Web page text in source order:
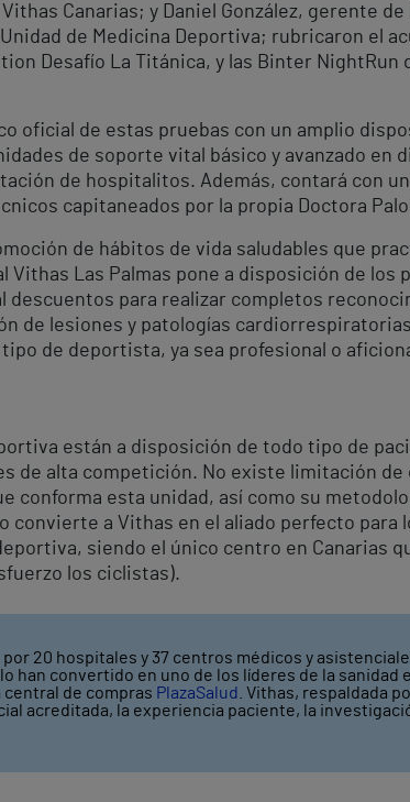
Canarias; y Daniel González, gerente
de Medicina Deportiva; rubricaron el
Desafío La Titánica, y las Binter NightRun
oficial de estas pruebas con un amplio
de soporte vital básico y avanzado en
de hospitalitos. Además, contará con
capitaneados por la propia Doctora
de hábitos de vida saludables que
Las Palmas pone a disposición de
descuentos para realizar completos
de lesiones y patologías
de deportista, ya sea profesional o
están a disposición de todo tipo de
de alta competición. No existe limitación de
conforma esta unidad, así como su
convierte a Vithas en el aliado perfecto
siendo el único centro en Canarias
los ciclistas).
20 hospitales y 37 centros médicos y
han convertido en uno de los líderes de la sanidad
central de compras PlazaSalud . Vithas, respaldada
acreditada, la experiencia paciente, la